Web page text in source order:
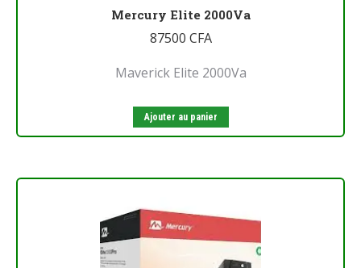
Mercury Elite 2000Va
87500 CFA
Maverick Elite 2000Va
Ajouter au panier